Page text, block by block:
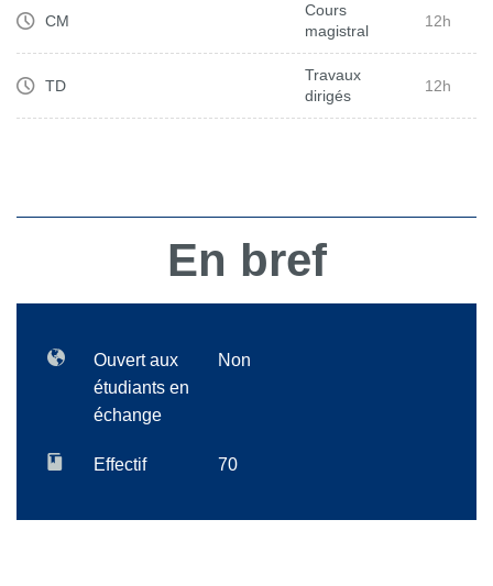
CM
Cours
magistral
12h
TD
Travaux
dirigés
12h
En bref
Ouvert aux
étudiants en
échange
Non
Effectif 70